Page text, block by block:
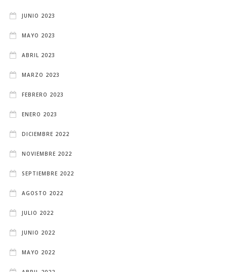
JUNIO 2023
MAYO 2023
ABRIL 2023
MARZO 2023
FEBRERO 2023
ENERO 2023
DICIEMBRE 2022
NOVIEMBRE 2022
SEPTIEMBRE 2022
AGOSTO 2022
JULIO 2022
JUNIO 2022
MAYO 2022